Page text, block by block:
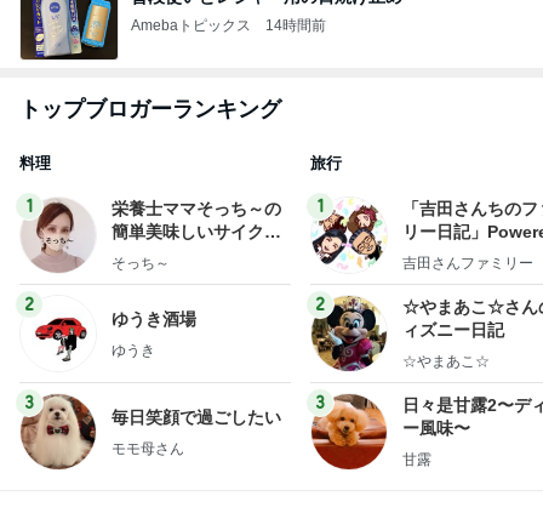
Amebaトピックス 14時間前
トップブロガーランキング
料理
1
栄養士ママそっち～の
簡単美味しいサイクル
献立
そっち～
2
ゆうき酒場
ゆうき
3
毎日笑顔で過ごしたい
モモ母さん
旅行
1
「吉田さんちの
リー日記」
y Ameba 吉田さ
ログ
吉田さんファミリー
2
☆やまあこ☆さん
ィズニー日記
☆やまあこ☆
3
日々是甘露2〜デ
ー風味〜
甘露